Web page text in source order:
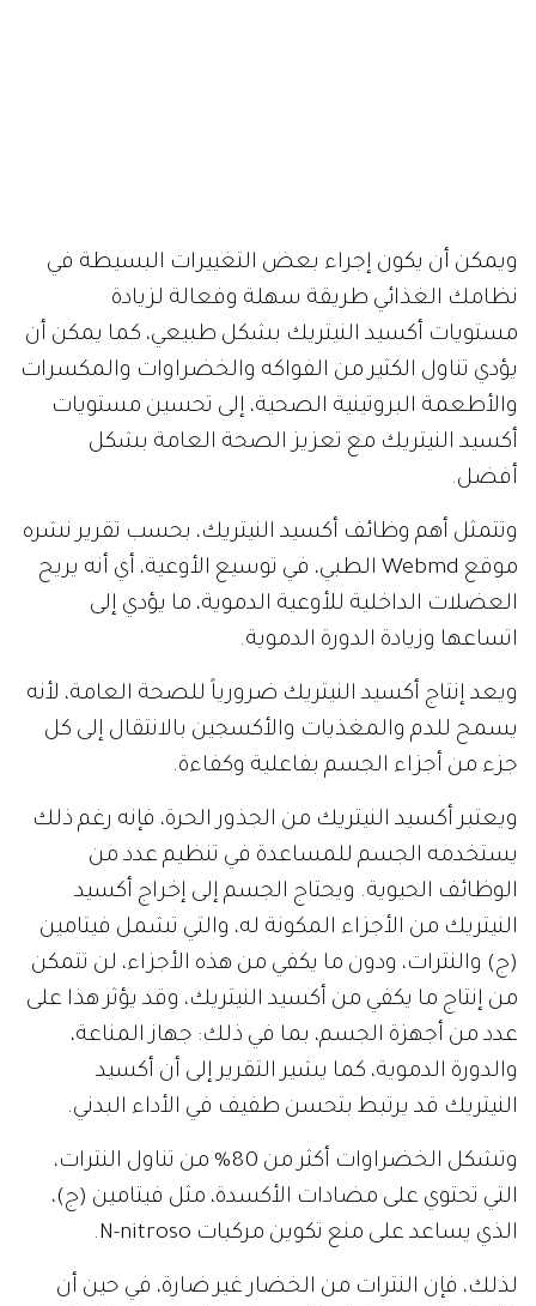
ويمكن أن يكون إجراء بعض التغييرات البسيطة في
نظامك الغذائي طريقة سهلة وفعالة لزيادة
مستويات أكسيد النيتريك بشكل طبيعي، كما يمكن أن
يؤدي تناول الكثير من الفواكه والخضراوات والمكسرات
والأطعمة البروتينية الصحية، إلى تحسين مستويات
أكسيد النيتريك مع تعزيز الصحة العامة بشكل
أفضل.
وتتمثل أهم وظائف أكسيد النيتريك، بحسب تقرير نشره
موقع Webmd الطبي، في توسيع الأوعية، أي أنه يريح
العضلات الداخلية للأوعية الدموية، ما يؤدي إلى
اتساعها وزيادة الدورة الدموية.
ويعد إنتاج أكسيد النيتريك ضرورياً للصحة العامة، لأنه
يسمح للدم والمغذيات والأكسجين بالانتقال إلى كل
جزء من أجزاء الجسم بفاعلية وكفاءة.
ويعتبر أكسيد النيتريك من الجذور الحرة، فإنه رغم ذلك
يستخدمه الجسم للمساعدة في تنظيم عدد من
الوظائف الحيوية. ويحتاج الجسم إلى إخراج أكسيد
النيتريك من الأجزاء المكونة له، والتي تشمل فيتامين
(ج) والنترات، ودون ما يكفي من هذه الأجزاء، لن تتمكن
من إنتاج ما يكفي من أكسيد النيتريك، وقد يؤثر هذا على
عدد من أجهزة الجسم، بما في ذلك: جهاز المناعة،
والدورة الدموية، كما يشير التقرير إلى أن أكسيد
النيتريك قد يرتبط بتحسن طفيف في الأداء البدني.
وتشكل الخضراوات أكثر من 80% من تناول النترات،
التي تحتوي على مضادات الأكسدة، مثل فيتامين (ج)،
الذي يساعد على منع تكوين مركبات N-nitroso.
لذلك، فإن النترات من الخضار غير ضارة، في حين أن